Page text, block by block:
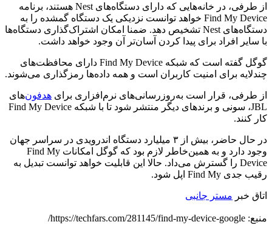
از طرفی، در خانه‌هایی که دارای دستگاه‌های Nest هستند، برنامه
Find My Device خواهد توانست نزدیکی یک دستگاه گمشده را به
دستگاه‌های Nest تشخیص دهد. ضمنا امکان اشتراک‌گذاری دستگاه‌ها
با سایر افراد برای پیدا کردن آسان‌تر آن وجود خواهد داشت.
گوگل گفته است که شبکه Find My Device دارای محافظت‌های
چندلایه برای امنیت کاربران است و همه داده‌ها رمزگذاری می‌شوند.
از طرفی، قرار است به‌روزرسانی‌های نرم‌افزاری برای هدفون‌های
JBL، سونی و برندهای دیگر منتشر شود تا با شبکه Find My Device
کار کنند.
در حال حاضر، بیش از ۳ میلیارد دستگاه‌ اندرویدی در سراسر جهان
وجود دارد و به همین‌خاطر لازم بود که گوگل امکانات Find My
Device را گسترش می‌داد. حالا این قابلیت خواهد توانست تبدیل به
رقیب جدی Find My اپل شود.
اتاق خبر مستر جانبی
منبع: https://techfars.com/281145/find-my-device-google/